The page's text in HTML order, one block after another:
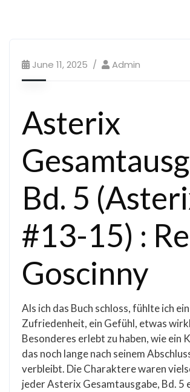
June 11, 2025 Admin
Asterix
Bd. 5
#13-15) :
Goscinny
Als ich das Buch schloss, fühlte ich
Zufriedenheit, ein Gefühl, etwas
Besonderes erlebt zu haben, wie ein
das noch lange nach seinem
verbleibt. Die Charaktere waren
jeder Asterix Gesamtausgabe, Bd. 5